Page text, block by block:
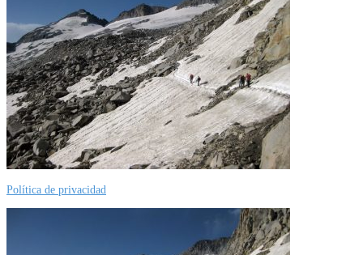
Política de privacidad